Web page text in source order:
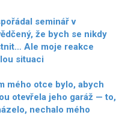
seminář v
že bych se nikdy
Ale moje reakce
situaci
mého otce bylo, abych
otevřela jeho garáž — to,
nechalo mého